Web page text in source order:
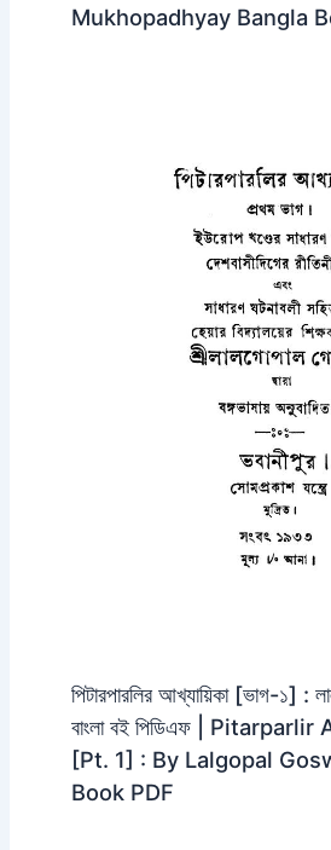
Mukhopadhyay Bangla
পিটারপারলির আখ্যায়িকা [ভাগ-১] :
বাংলা বই পিডিএফ |
[Pt. 1] : By Lalgopal
Book PDF